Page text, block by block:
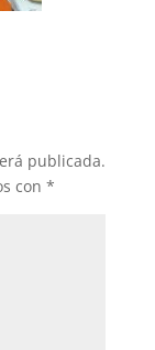
publicada.
con *